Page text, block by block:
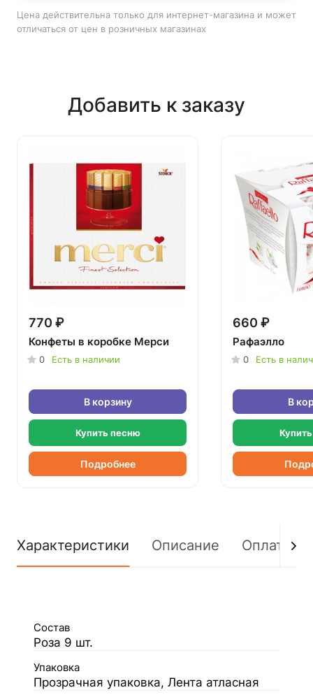
Цена действительна только для интернет-магазина и может
отличаться от цен в розничных магазинах
Добавить к заказу
770 ₽
Конфеты в коробке Мерси
0 Есть в наличии
В корзину
Купить песню
Подробнее
660 ₽
Рафаэлло
0 Есть в
В
Характеристики Описание Оплата
Состав
Роза 9 шт.
Упаковка
Прозрачная упаковка, Лента атласная